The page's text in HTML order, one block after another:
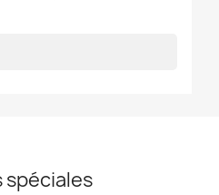
spéciales